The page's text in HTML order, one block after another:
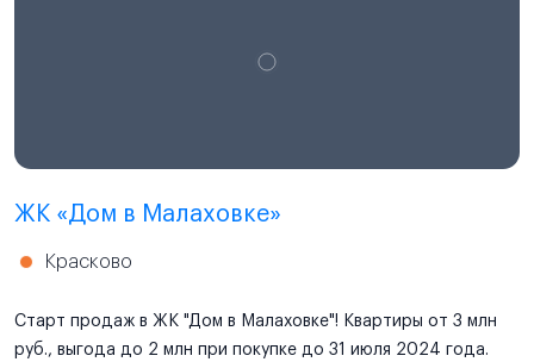
ЖК «Дом в Малаховке»
Красково
Старт продаж в ЖК "Дом в Малаховке"! Квартиры от 3 млн
руб., выгода до 2 млн при покупке до 31 июля 2024 года.